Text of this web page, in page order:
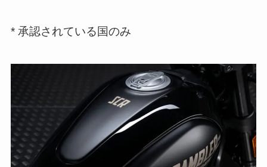
* 承認されている国のみ